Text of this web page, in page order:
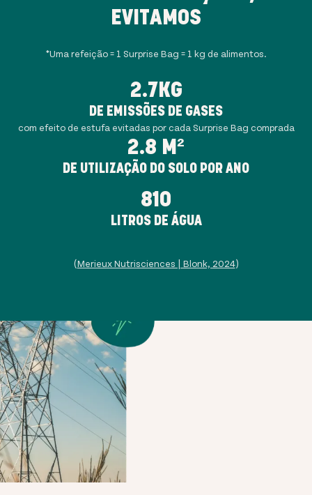
EVITAMOS
*Uma refeição = 1 Surprise Bag = 1 kg de alimentos.
2.7KG
DE EMISSÕES DE GASES
com efeito de estufa evitadas por cada Surprise Bag comprada
2.8 M²
DE UTILIZAÇÃO DO SOLO POR ANO
810
LITROS DE ÁGUA
(Merieux Nutrisciences | Blonk, 2024)